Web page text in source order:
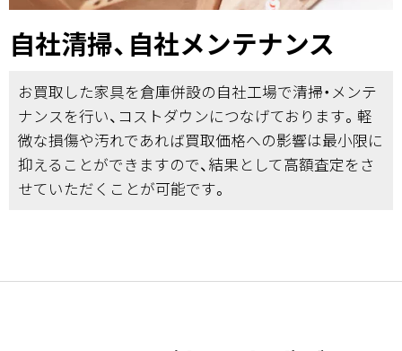
自社清掃、自社メンテナンス
お買取した家具を倉庫併設の自社工場で清掃・メンテ
ナンスを行い、コストダウンにつなげております。軽
微な損傷や汚れであれば買取価格への影響は最小限に
抑えることができますので、結果として高額査定をさ
せていただくことが可能です。